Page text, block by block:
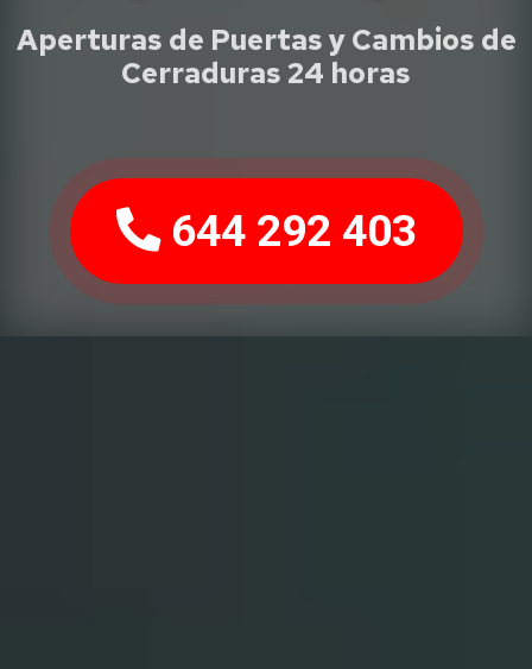
Aperturas de Puertas y Cambios de
Cerraduras 24 horas
644 292 403